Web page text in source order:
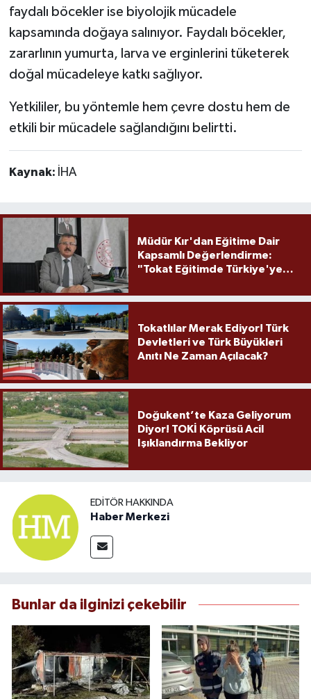
faydalı böcekler ise biyolojik mücadele
kapsamında doğaya salınıyor. Faydalı böcekler,
zararlının yumurta, larva ve erginlerini tüketerek
doğal mücadeleye katkı sağlıyor.
Yetkililer, bu yöntemle hem çevre dostu hem de
etkili bir mücadele sağlandığını belirtti.
Kaynak: İHA
Müdür Kır'dan Eğitime Dair
Kapsamlı Değerlendirme:
"Tokat Eğitimde Türkiye'ye
Tokatlılar Merak Ediyor! Türk
Devletleri ve Türk Büyükleri
Anıtı Ne Zaman Açılacak?
Doğukent’te Kaza Geliyorum
Diyor! TOKİ Köprüsü Acil
Işıklandırma Bekliyor
EDITÖR HAKKINDA
Haber Merkezi
Bunlar da ilginizi çekebilir